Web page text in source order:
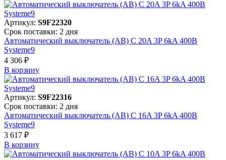
Артикул: S9F22320
Срок поставки: 2 дня
Автоматический выключатель (АВ) C 20A 3P 6kA 400В
Systeme9
4 306 ₽
В корзинy
Артикул: S9F22316
Срок поставки: 2 дня
Автоматический выключатель (АВ) C 16A 3P 6kA 400В
Systeme9
3 617 ₽
В корзинy